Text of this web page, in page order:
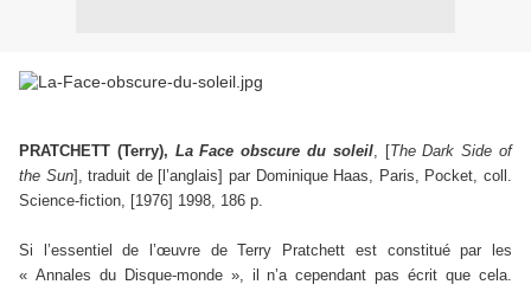
PRATCHETT (Terry), La Face obscure du soleil, [The Dark Side of
the Sun], traduit de [l’anglais] par Dominique Haas, Paris, Pocket, coll.
Science-fiction, [1976] 1998, 186 p.
Si l’essentiel de l’œuvre de Terry Pratchett est constitué par les
« Annales du Disque-monde », il n’a cependant pas écrit que cela.